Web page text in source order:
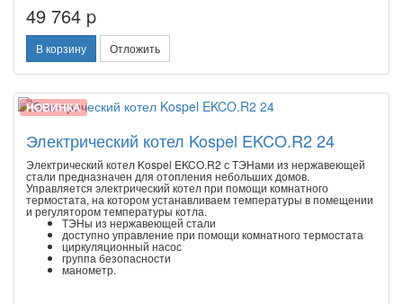
49 764 p
В корзину Отложить
НОВИНКА
Электрический котел Kospel EKCO.R2 24
Электрический котел Kospel EKCO.R2 с ТЭНами из нержавеющей
стали предназначен для отопления небольших домов.
Управляется электрический котел при помощи комнатного
термостата, на котором устанавливаем температуры в помещении
и регулятором температуры котла.
ТЭНы из нержавеющей стали
доступно управление при помощи комнатного термостата
циркуляционный насос
группа безопасности
манометр.